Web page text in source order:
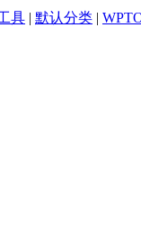
具 | 默认分类 |